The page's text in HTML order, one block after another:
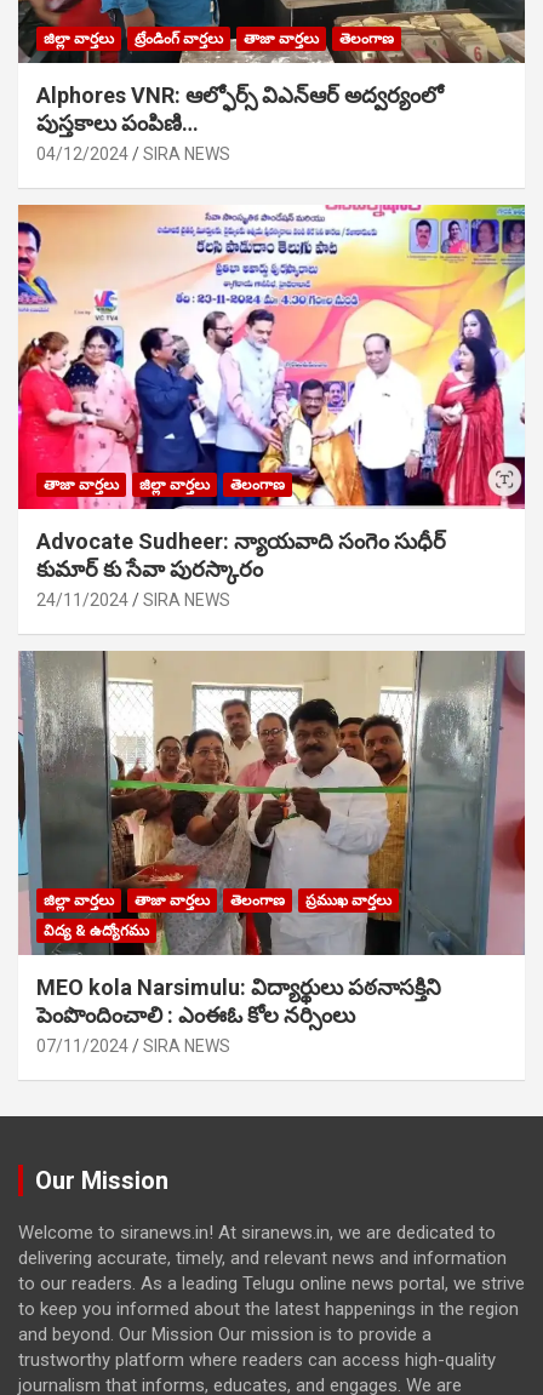
జిల్లా వార్తలు ట్రేండింగ్ వార్తలు తాజా వార్తలు తెలంగాణ
Alphores VNR: ఆల్ఫోర్స్ విఎన్ఆర్ అద్వర్యంలో
పుస్తకాలు పంపిణి…
04/12/2024 SIRA NEWS
తాజా వార్తలు జిల్లా వార్తలు తెలంగాణ
Advocate Sudheer: న్యాయవాది సంగెం సుధీర్
కుమార్ కు సేవా పురస్కారం
24/11/2024 SIRA NEWS
జిల్లా వార్తలు తాజా వార్తలు తెలంగాణ
ప్రముఖ వార్తలు
విద్య & ఉద్యోగము
MEO kola Narsimulu: విద్యార్థులు పఠ‌నాసక్తిని
పెంపొందించాలి : ఎంఈఓ కోల నర్సింలు
07/11/2024 SIRA NEWS
Our Mission
Welcome to siranews.in! At siranews.in, we are dedicated to
delivering accurate, timely, and relevant news and information
to our readers. As a leading Telugu online news portal, we strive
to keep you informed about the latest happenings in the region
and beyond. Our Mission Our mission is to provide a
trustworthy platform where readers can access high-quality
journalism that informs, educates, and engages. We are